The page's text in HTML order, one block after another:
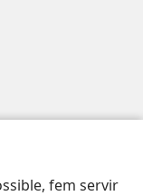
fem servir